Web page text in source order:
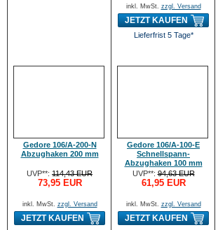
inkl. MwSt. zzgl. Versand
JETZT KAUFEN
Lieferfrist 5 Tage*
Gedore 106/A-200-N
Abzughaken 200 mm
UVP**: 114,43 EUR
73,95 EUR
inkl. MwSt. zzgl. Versand
JETZT KAUFEN
Gedore 106/A-100-E
Schnellspann-
Abzughaken 100 mm
UVP**:94,63 EUR
61,95 EUR
inkl. MwSt. zzgl. Versand
JETZT KAUFEN